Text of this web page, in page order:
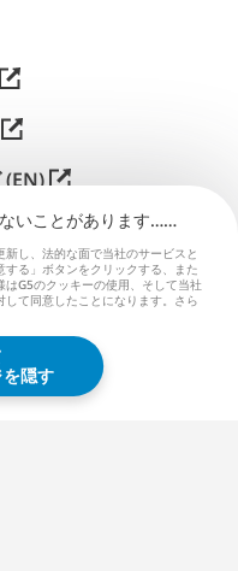
(EN)
(EN)
®
AB
い⁠こ⁠と⁠があ⁠り⁠ま⁠す⁠…⁠…
新し、法的な面で当社のサービスと
る」ボタンをクリックする、また
G5のクッキーの使用、そして当社
して同意したことになります。さら
隠す